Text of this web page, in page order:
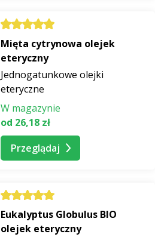
Mięta cytrynowa olejek
eteryczny
Jednogatunkowe olejki
eteryczne
W magazynie
od 26,18 zł
Przeglądaj
Eukalyptus Globulus BIO
olejek eteryczny